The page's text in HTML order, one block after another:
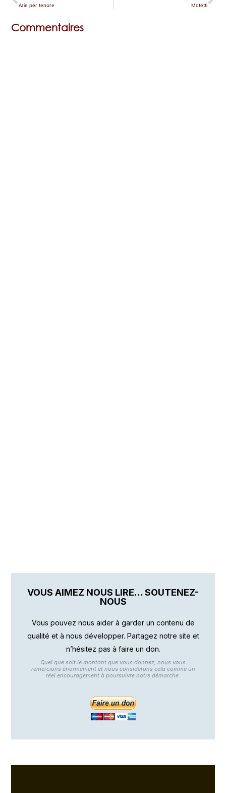
Arie per tenore Motetti
Commentaires
VOUS AIMEZ NOUS LIRE… SOUTENEZ-
NOUS
Vous pouvez nous aider à garder un contenu de
qualité et à nous développer. Partagez notre site et
n’hésitez pas à faire un don.
Quel que soit le montant que vous donnez, nous vous
remercions énormément et nous considérons cela comme un
réel encouragement à poursuivre notre démarche.